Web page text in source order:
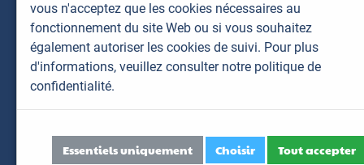
Mes résultats
Mes commandes
Mes factures
vous n'acceptez que les cookies nécessaires au
fonctionnement du site Web ou si vous souhaitez
également autoriser les cookies de suivi. Pour plus
d'informations, veuillez consulter notre politique de
confidentialité.
Essentiels uniquement Choisir Tout accepter